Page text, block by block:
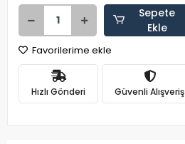
Sepete
Ekle
Favorilerime ekle
Hızlı Gönderi Güvenli Alışveriş